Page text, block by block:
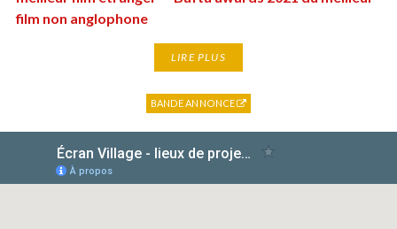
film non anglophone
LIRE PLUS
BANDE ANNONCE